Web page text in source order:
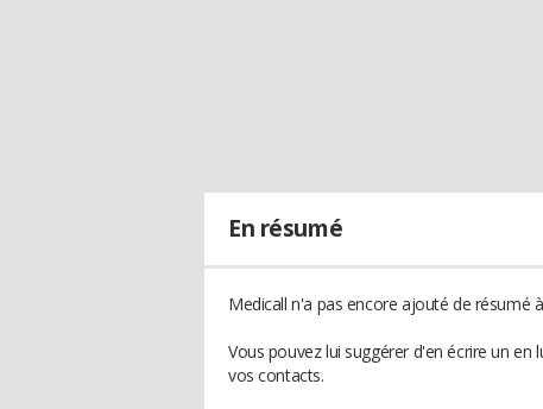
En résumé
Medicall n'a pas encore ajouté de résumé
Vous pouvez lui suggérer d'en écrire un
vos contacts.